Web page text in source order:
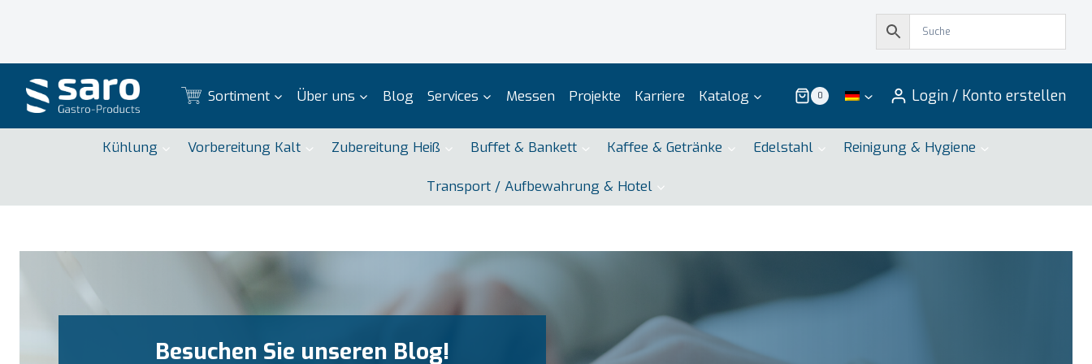
Sortiment Über uns Blog Services Messen Projekte Karriere Katalog 0 Login / Konto erstellen
Kühlung Vorbereitung Kalt Zubereitung Heiß Buffet & Bankett Kaffee & Getränke Edelstahl Reinigung & Hygiene
Transport / Aufbewahrung & Hotel